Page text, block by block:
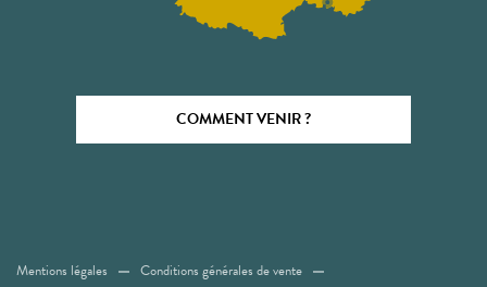
COMMENT VENIR ?
Mentions légales Conditions générales de vente